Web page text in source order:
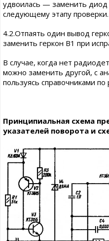
удвоилась — заменить
следующему этапу проверки.
4.2.Отпаять один вывод
заменить геркон В1 при
В случае, когда нет
можно заменить другой, с
пользуясь справочниками по
Принципиальная схема
указателей поворота и